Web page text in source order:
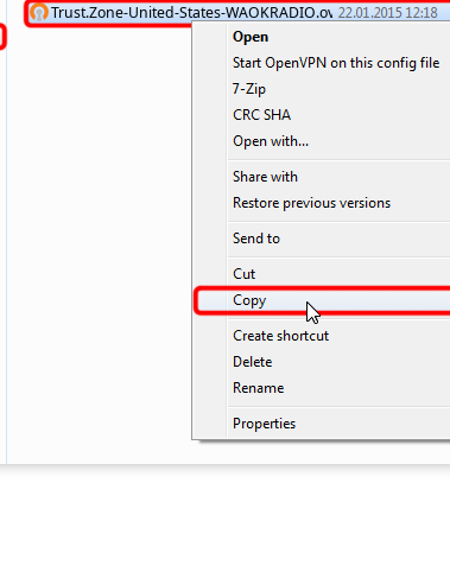
Trust.Zone-United-States-WAOKRADIO.ovpn